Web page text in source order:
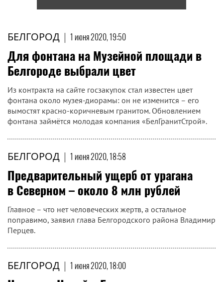
БЕЛГОРОД | 1 июня 2020, 19:50
Для фонтана на Музейной площади в
Белгороде выбрали цвет
Из контракта на сайте госзакупок стал известен цвет
фонтана около музея-диорамы: он не изменится – его
вымостят красно-коричневым гранитом. Обновлением
фонтана займётся молодая компания «БелГранитСтрой».
БЕЛГОРОД | 1 июня 2020, 18:58
Предварительный ущерб от урагана
в Северном – около 8 млн рублей
Главное – что нет человеческих жертв, а остальное
поправимо, заявил глава Белгородского района Владимир
Перцев.
БЕЛГОРОД | 1 июня 2020, 18:00